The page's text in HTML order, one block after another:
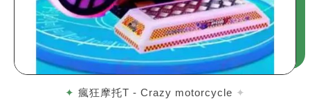
瘋狂摩托T - Crazy motorcycle